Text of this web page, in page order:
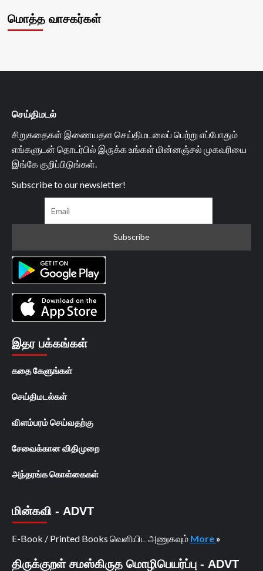
மொத்த வாசகர்கள்
செய்திமடல்
சிறுகதைகள் இணையதள செய்திமடலைப் பெற்று எப்போதும்
எங்களுடன் தொடர்பில் இருக்க உங்கள் மின்னஞ்சல் முகவரியை
இங்கே குறிப்பிடுங்கள்.
Subscribe to our newsletter!
இதர பக்கங்கள்
கதை கேளுங்கள்
செய்திமடல்கள்
விளம்பரம் செய்வதற்கு
சேவைக்கான விதிமுறை
அந்தரங்க கொள்கைகள்
மின்கவி - ADVT
E-Book / Printed Books வெளியிட அணுகவும் More »
திருக்குறள் சமஸ்கிருத மொழிபெயர்ப்பு - ADVT